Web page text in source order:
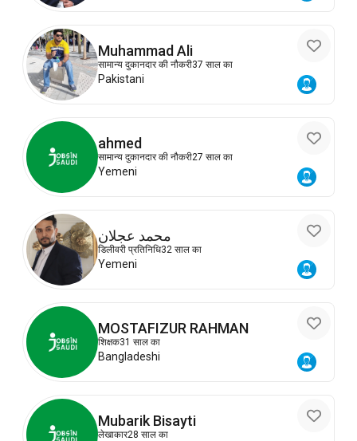
Muhammad Ali
सामान्य दुकानदार की नौकरी37 साल का
Pakistani
ahmed
सामान्य दुकानदार की नौकरी27 साल का
Yemeni
محمد عجلان
डिलीवरी प्रतिनिधि32 साल का
Yemeni
MOSTAFIZUR RAHMAN
शिक्षक31 साल का
Bangladeshi
Mubarik Bisayti
लेखाकार28 साल का